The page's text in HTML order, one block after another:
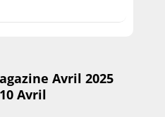
Avril 2025
Avril